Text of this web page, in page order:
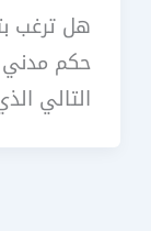
هل ترغب
حكم مدني
التالي